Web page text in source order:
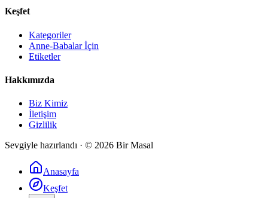
Keşfet
Kategoriler
Anne-Babalar İçin
Etiketler
Hakkımızda
Biz Kimiz
İletişim
Gizlilik
Sevgiyle hazırlandı · © 2026 Bir Masal
Anasayfa
Keşfet